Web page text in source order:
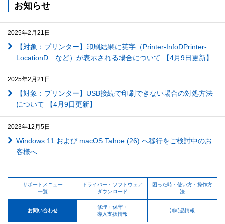
お知らせ
2025年2月21日
【対象：プリンター】印刷結果に英字（Printer-InfoDPrinter-
LocationD…など）が表示される場合について 【4月9日更新】
2025年2月21日
【対象：プリンター】USB接続で印刷できない場合の対処方法
について 【4月9日更新】
2023年12月5日
Windows 11 および macOS Tahoe (26) へ移行をご検討中のお
客様へ
サポートメニュー
一覧
ドライバー・ソフトウェア
ダウンロード
困った時・使い方・操作方
法
お問い合わせ
修理・保守・
導入支援情報
消耗品情報